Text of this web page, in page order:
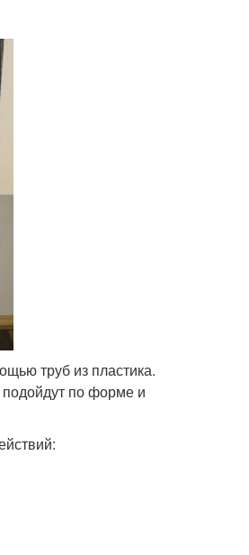
труб из пластика.
по форме и